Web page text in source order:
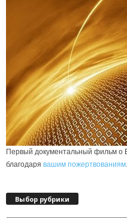
Первый документальный фильм о
благодаря вашим пожертвованиям
Выбор рубрики